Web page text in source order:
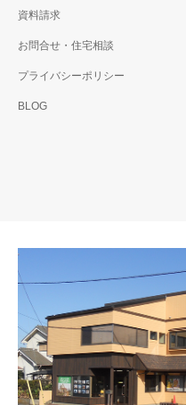
資料請求
お問合せ・住宅相談
プライバシーポリシー
BLOG